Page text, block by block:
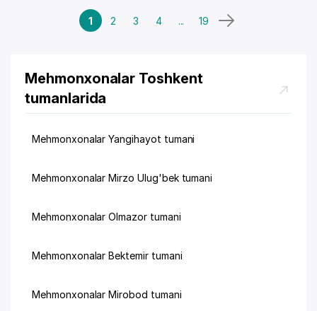
1 2 3 4 ... 19
Mehmonxonalar Toshkent
tumanlarida
Mehmonxonalar Yangihayot tumani
Mehmonxonalar Mirzo Ulug'bek tumani
Mehmonxonalar Olmazor tumani
Mehmonxonalar Bektemir tumani
Mehmonxonalar Mirobod tumani